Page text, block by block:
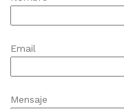
Email
Mensaje